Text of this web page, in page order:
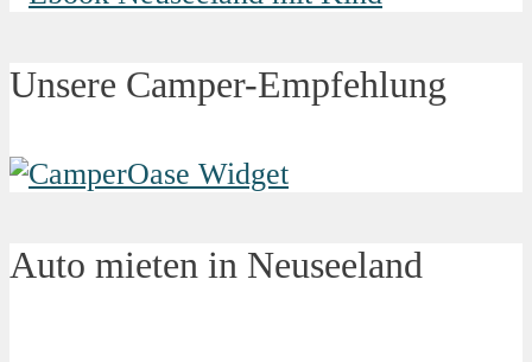
Unsere Camper-Empfehlung
Auto mieten in Neuseeland